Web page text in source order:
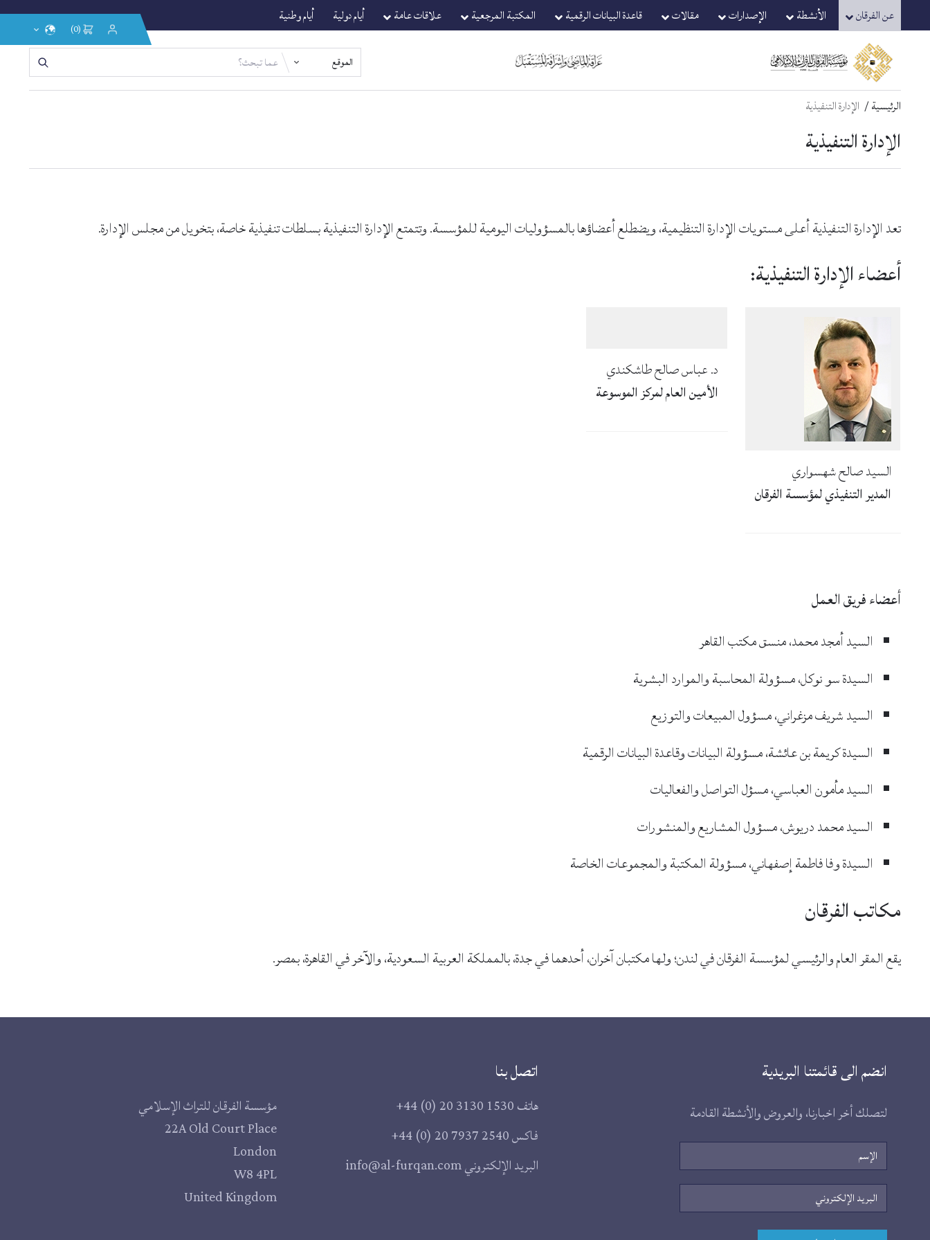
to
content
to
navigation
عن الفرقان الأنشطة الإصدارات مقالات قاعدة البيانات الرقمية المكتبة المرجعية علاقات عامة أيام دولية أيام وطنية
تسجيل
الدخول
التسجيل
(0)
إختر
اللغة
الرئيسية الإدارة التنفيذية
الإدارة التنفيذية
تعد الإدارة التنفيذية أعلى مستويات الإدارة التنظيمية، ويضطلع أعضاؤها بالمسؤوليات اليومية للمؤسسة. وتتمتع الإدارة التنفيذية بسلطات تنفيذية خاصة، بتخويل من مجلس الإدارة.
أعضاء الإدارة التنفيذية:
السيد صالح شهسواري
المدير التنفيذي لمؤسسة الفرقان
د. عباس صالح طاشكندي
الأمين العام لمركز الموسوعة
أعضاء فريق العمل
السيد أمجد محمد، منسق مكتب القاهر
السيدة سو نوكل، مسؤولة المحاسبة والموارد البشرية
السيد شريف مزغراني، مسؤول المبيعات والتوزيع
السيدة كريمة بن عائشة، مسؤولة البيانات وقاعدة البيانات الرقمية
السيد مأمون العباسي، مسؤل التواصل والفعاليات
السيد محمد دريوش، مسؤول المشاريع والمنشورات
السيدة وفا فاطمة إصفهاني، مسؤولة المكتبة والمجموعات الخاصة
مكاتب الفرقان
يقع المقر العام والرئيسي لمؤسسة الفرقان في لندن؛ ولها مكتبان آخران، أحدهما في جدة، بالمملكة العربية السعودية، والآخر في القاهرة، بمصر.
انضم الى قائمتنا البريدية
لتصلك أخر اخبارنا، والعروض والأنشطة القادمة
الإسم
البريد
الإلكتروني
اتصل بنا
هاتف+44 (0) 20 3130 1530
فاكس+44 (0) 20 7937 2540
البريد الإلكترونيinfo@al-furqan.com
مؤسسة الفرقان للتراث الإسلامي
22A Old Court Place
London
W8 4PL
United Kingdom